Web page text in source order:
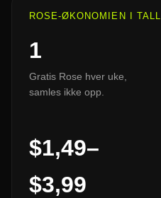
ROSE-ØKONOMIEN I TALL
1
Gratis Rose hver uke,
samles ikke opp.
$1,49–
$3,99